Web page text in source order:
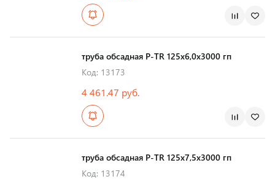
труба обсадная Р-TR 125х6,0х3000 гп
Код: 13173
4 461.47 руб.
труба обсадная Р-TR 125х7,5х3000 гп
Код: 13174